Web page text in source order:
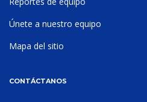
Únete a nuestro equipo
Mapa del sitio
CONTÁCTANOS